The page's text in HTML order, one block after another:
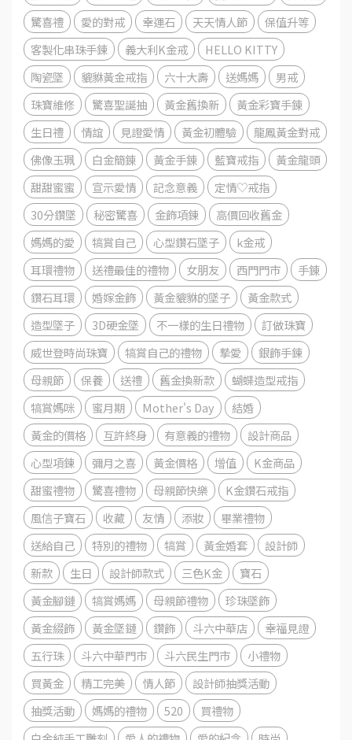
驚喜禮
愛的對戒 幸運石 天天情人節
保值升等
客製化串珠手鍊
義大利K金戒
HELLO KITTY
陶瓷墜
貔貅黃金戒指 六十大壽 送媽媽
男戒
珠寶維修
驚喜聖誕抽 黃金舊換新
黃金彩寶手錬
生日禮
情誼 見證愛情 黃金初體驗
龍鳳黃金對戒
佛像玉珮
白金簡錬 黃金手錬 藍寶戒指
黃金龍頭
甜甜蜜蜜
宣示愛情 記念意義
定情♡戒指
30分鑽墜
秘密驚喜 金飾項鍊
高價回收舊金
媽媽的愛
犒賞自己 心型鑽石墜子
k金戒
耳環禮物
送禮最佳的禮物 女朋友 西門門市
手錬
鑽石耳環
婚嫁金飾 黃金貔貅的墜子
黃金款式
造型墜子
3D硬金墜 不一樣的生日禮物
訂做珠寶
威世登時尚珠寶
犒賞自己的禮物 摯愛
銀飾手鍊
母親節
保養 送禮 舊金換新款
蝴蝶造型戒指
犒賞媽咪
蜜月期 Mother's Day
結婚
黃金的價格
互許終身 有意義的禮物
設計商品
心型項鍊
彌月之喜 黃金價格 增值
K金商品
甜蜜禮物
驚喜禮物 母親節快樂
K金鑽石戒指
風信子寶石
收藏 友情 添妝
畢業禮物
送給自己
特別的禮物 犒賞 黃金婚套
設計師
新款
生日 設計師款式 三色K金
寶石
黃金腳鏈
犒賞媽媽 母親節禮物
珍珠墜飾
黃金綴飾
黃金墜鏈 鑽飾 斗六中華店
幸福見證
五行珠
斗六中華門市 斗六民生門市
小禮物
買黃金
精工完美 情人節
設計師抽獎活動
抽獎活動
媽媽的禮物 520
買禮物